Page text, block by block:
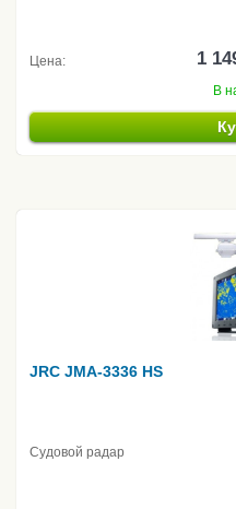
Цена: 1
В
JRC JMA-3336 HS
Судовой радар